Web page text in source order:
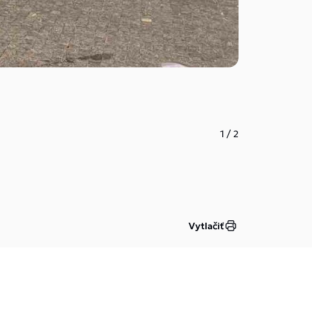
1 / 2
Vytlačiť